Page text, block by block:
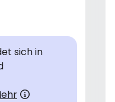
sich in